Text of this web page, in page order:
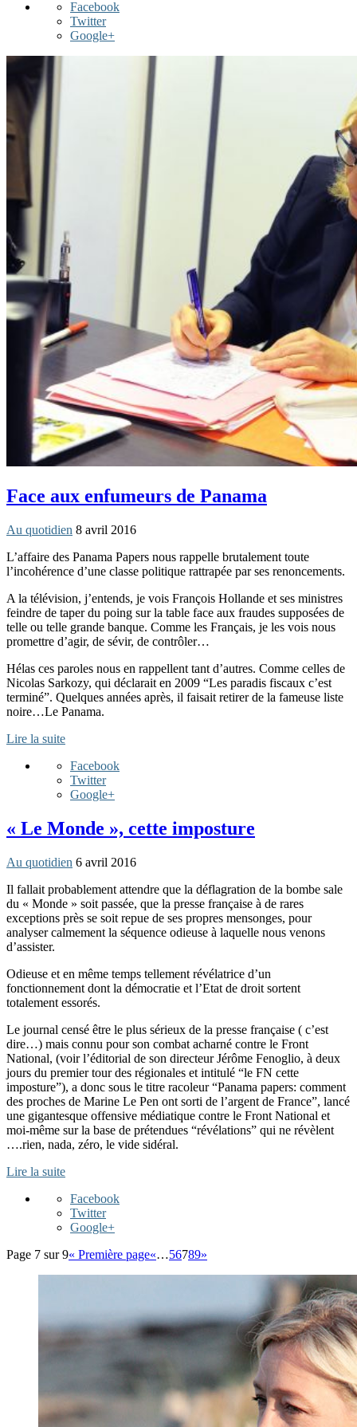
Facebook
Twitter
Google+
Face aux enfumeurs de Panama
Au quotidien 8 avril 2016
L’affaire des Panama Papers nous rappelle brutalement toute
l’incohérence d’une classe politique rattrapée par ses renoncements.
A la télévision, j’entends, je vois François Hollande et ses ministres
feindre de taper du poing sur la table face aux fraudes supposées de
telle ou telle grande banque. Comme les Français, je les vois nous
promettre d’agir, de sévir, de contrôler…
Hélas ces paroles nous en rappellent tant d’autres. Comme celles de
Nicolas Sarkozy, qui déclarait en 2009 “Les paradis fiscaux c’est
terminé”. Quelques années après, il faisait retirer de la fameuse liste
noire…Le Panama.
Lire la suite
Facebook
Twitter
Google+
« Le Monde », cette imposture
Au quotidien 6 avril 2016
Il fallait probablement attendre que la déflagration de la bombe sale
du « Monde » soit passée, que la presse française à de rares
exceptions près se soit repue de ses propres mensonges, pour
analyser calmement la séquence odieuse à laquelle nous venons
d’assister.
Odieuse et en même temps tellement révélatrice d’un
fonctionnement dont la démocratie et l’Etat de droit sortent
totalement essorés.
Le journal censé être le plus sérieux de la presse française ( c’est
dire…) mais connu pour son combat acharné contre le Front
National, (voir l’éditorial de son directeur Jérôme Fenoglio, à deux
jours du premier tour des régionales et intitulé “le FN cette
imposture”), a donc sous le titre racoleur “Panama papers: comment
des proches de Marine Le Pen ont sorti de l’argent de France”, lancé
une gigantesque offensive médiatique contre le Front National et
moi-même sur la base de prétendues “révélations” qui ne révèlent
….rien, nada, zéro, le vide sidéral.
Lire la suite
Facebook
Twitter
Google+
Page 7 sur 9« Première page«…56789»